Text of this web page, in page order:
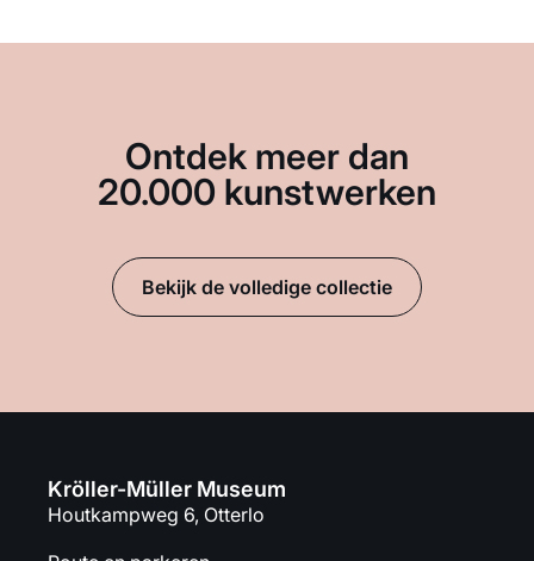
Ontdek meer dan
20.000 kunstwerken
Bekijk de volledige collectie
Kröller-Müller Museum
Houtkampweg 6, Otterlo